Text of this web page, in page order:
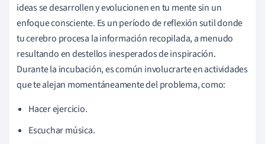
ideas se desarrollen y evolucionen en tu mente sin un
enfoque consciente. Es un período de reflexión sutil donde
tu cerebro procesa la información recopilada, a menudo
resultando en destellos inesperados de inspiración.
Durante la incubación, es común involucrarte en actividades
que te alejan momentáneamente del problema, como:
Hacer ejercicio.
Escuchar música.